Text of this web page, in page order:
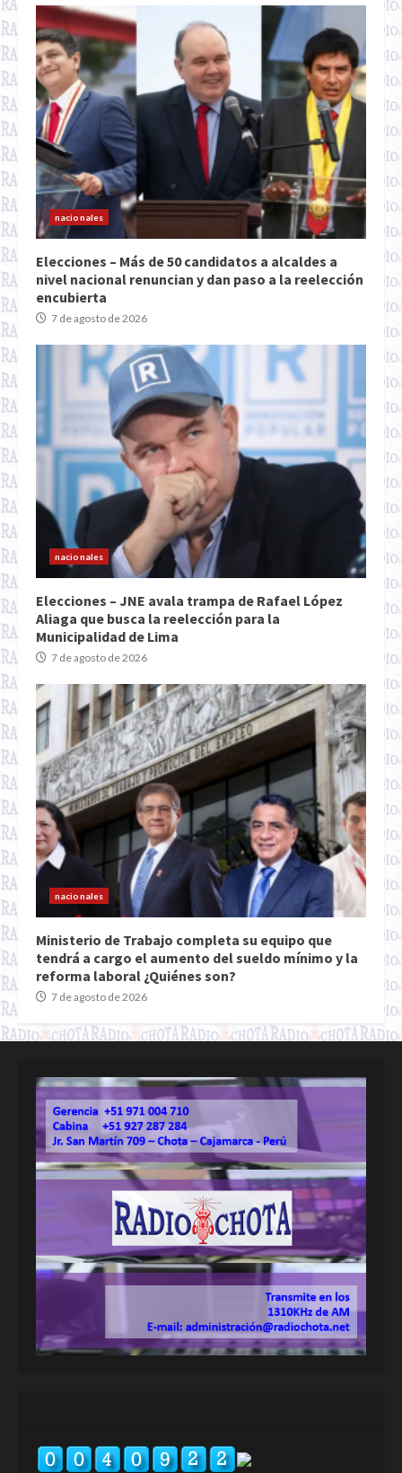
nacionales
Elecciones – Más de 50 candidatos a alcaldes a
nivel nacional renuncian y dan paso a la reelección
encubierta
7 de agosto de 2026
nacionales
Elecciones – JNE avala trampa de Rafael López
Aliaga que busca la reelección para la
Municipalidad de Lima
7 de agosto de 2026
nacionales
Ministerio de Trabajo completa su equipo que
tendrá a cargo el aumento del sueldo mínimo y la
reforma laboral ¿Quiénes son?
7 de agosto de 2026